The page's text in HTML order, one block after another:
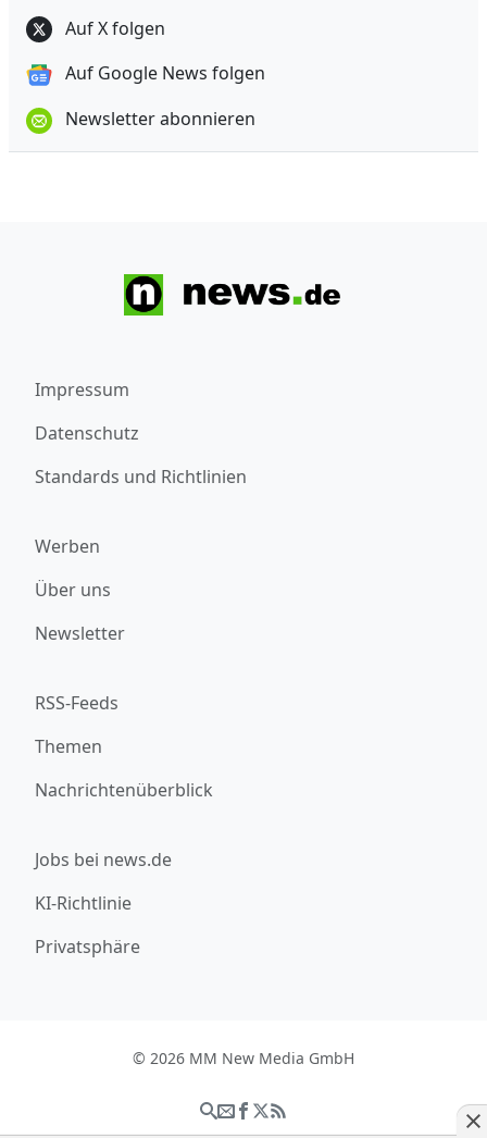
Auf X folgen
Auf Google News folgen
Newsletter abonnieren
Impressum
Datenschutz
Standards und Richtlinien
Werben
Über uns
Newsletter
RSS-Feeds
Themen
Nachrichtenüberblick
Jobs bei news.de
KI-Richtlinie
Privatsphäre
© 2026 MM New Media GmbH